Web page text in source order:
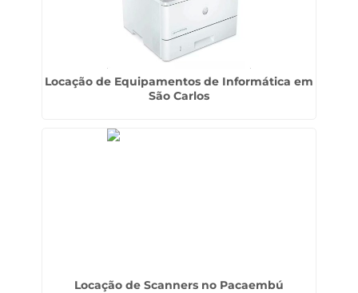
Locação de Equipamentos de Informática em
São Carlos
Locação de Scanners no Pacaembú